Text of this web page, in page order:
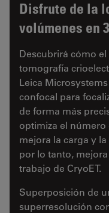
Disfrute de la
volúmenes en
Descubrirá cómo
tomografía
Leica
confocal para
de forma más
optimiza el
mejora la carga y
por lo tanto,
trabajo de CryoET.
Superposición de
superresolución